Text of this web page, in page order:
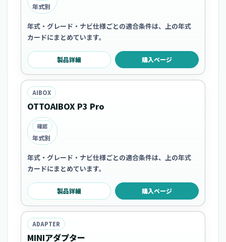
年式別
年式・グレード・ナビ仕様ごとの適合条件は、上の年式
カードにまとめています。
製品詳細 購入ページ
AIBOX
OTTOAIBOX P3 Pro
確認
年式別
年式・グレード・ナビ仕様ごとの適合条件は、上の年式
カードにまとめています。
製品詳細 購入ページ
ADAPTER
MINIアダプター